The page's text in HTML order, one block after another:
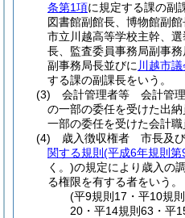
条第1項に規定する課の副
図書館副館長、博物館副館
市立川越高等学校主幹、
長、監査委員事務局副事
副事務局長並びに 川越市
する課の副課長をいう。
(3)
会計管理者等 会計管
の一部の委任を受けた出
一部の委任を受けた会計職
(4)
歳入徴収権者 市長及び
関する規則 (平成6年規則第
く。)の規定により歳入の
る権限を有する者をいう。
(平9規則17・平10規
20・平14規則63・平